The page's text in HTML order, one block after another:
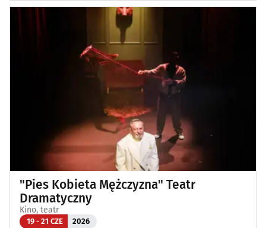
"Pies Kobieta Mężczyzna" Teatr
Dramatyczny
Kino, teatr
19 - 21 CZE 2026